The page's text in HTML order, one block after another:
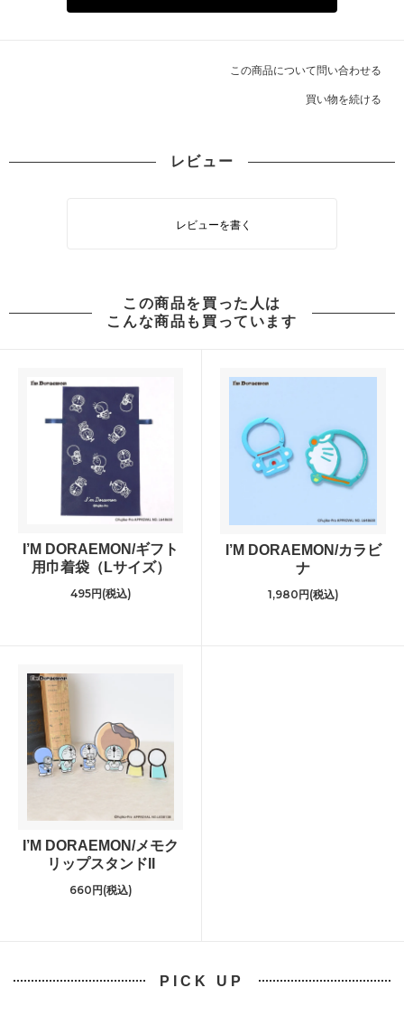
この商品について問い合わせる
買い物を続ける
レビュー
レビューを書く
この商品を買った人は
こんな商品も買っています
I’M DORAEMON/ギフト
用巾着袋（Lサイズ）
495円(税込)
I’M DORAEMON/カラビ
ナ
1,980円(税込)
I’M DORAEMON/メモク
リップスタンドII
660円(税込)
PICK UP